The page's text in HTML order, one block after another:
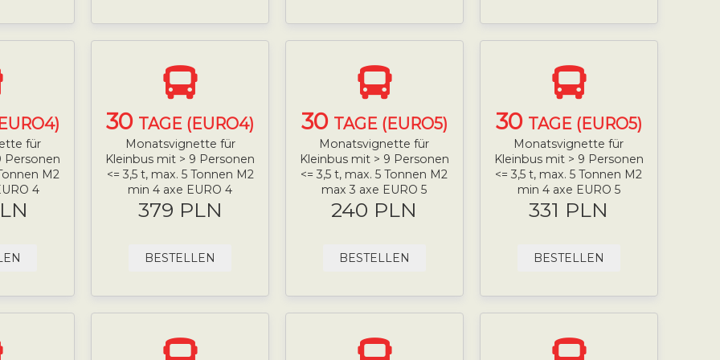
für
Personen
M2
4
30 TAGE (EURO4)
Monatsvignette für
Kleinbus mit > 9 Personen
<= 3,5 t, max. 5 Tonnen M2
min 4 axe EURO 4
379 PLN
BESTELLEN
30 TAGE (EURO5)
Monatsvignette für
Kleinbus mit > 9 Personen
<= 3,5 t, max. 5 Tonnen M2
max 3 axe EURO 5
240 PLN
BESTELLEN
30 TAGE (EURO5)
Monatsvignette für
Kleinbus mit > 9 Personen
<= 3,5 t, max. 5 Tonnen M2
min 4 axe EURO 5
331 PLN
BESTELLEN